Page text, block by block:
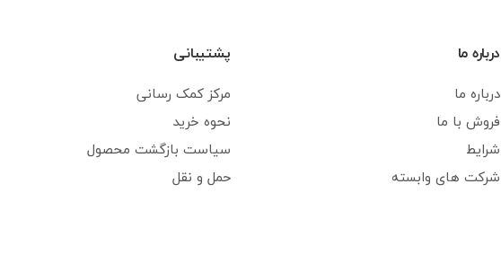
درباره ما
درباره ما
فروش با ما
شرایط
شرکت های وابسته
پشتیبانی
مرکز کمک رسانی
نحوه خرید
سیاست بازگشت محصول
حمل و نقل